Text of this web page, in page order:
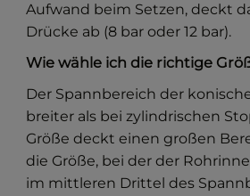
Aufwand beim Setzen, deckt
Drücke ab (8 bar oder 12 bar).
Wie wähle ich die richtige
Der Spannbereich der
breiter als bei zylindrischen
Größe deckt einen großen
die Größe, bei der der
im mittleren Drittel des